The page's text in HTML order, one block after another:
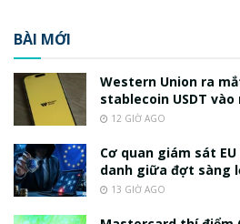
BÀI MỚI
Western Union ra
stablecoin USDT
12 GIỜ AGO
Cơ quan giám sát
danh giữa đợt sàng
13 GIỜ AGO